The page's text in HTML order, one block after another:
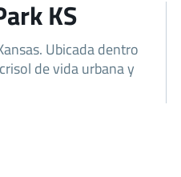
KS
Ubicada dentro
de vida urbana y